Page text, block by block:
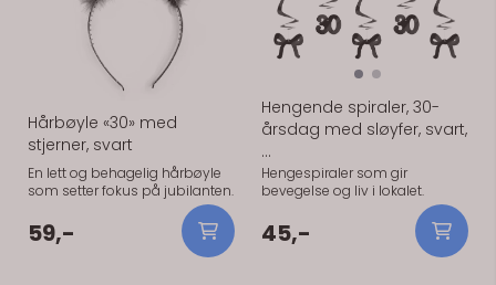
Hårbøyle «30» med
stjerner, svart
En lett og behagelig hårbøyle
som setter fokus på jubilanten.
59,-
Hengende spiraler, 30-
årsdag med sløyfer, svart,
...
Hengespiraler som gir
bevegelse og liv i lokalet.
45,-